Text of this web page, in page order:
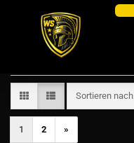
Mongols
Sortieren nach
Sortieren nach
1 2 »